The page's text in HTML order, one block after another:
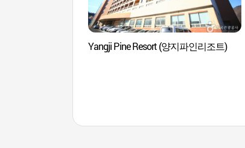
Yangji Pine Resort (양지파인리조트)